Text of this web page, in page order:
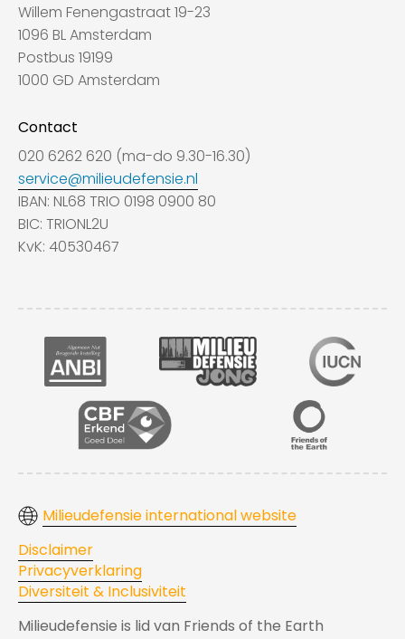
Willem Fenengastraat 19-23
1096 BL Amsterdam
Postbus 19199
1000 GD Amsterdam
Contact
020 6262 620 (ma-do 9.30-16.30)
service@milieudefensie.nl
IBAN: NL68 TRIO 0198 0900 80
BIC: TRIONL2U
KvK: 40530467
Milieudefensie international website
Disclaimer
Privacyverklaring
Diversiteit & Inclusiviteit
Milieudefensie is lid van Friends of the Earth